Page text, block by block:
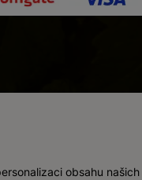
osobám mladším 18 let.
obsahu